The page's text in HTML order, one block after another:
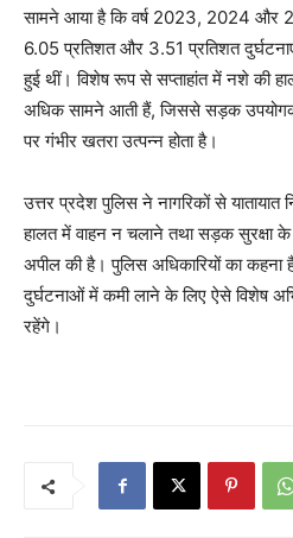
सामने आया है कि वर्ष 2023, 2024 और
6.05 प्रतिशत और 3.51 प्रतिशत
हुई थीं। विशेष रूप से सप्ताहांत में नशे की
अधिक सामने आती हैं, जिससे सड़क
पर गंभीर खतरा उत्पन्न होता है।
उत्तर प्रदेश पुलिस ने नागरिकों से
हालत में वाहन न चलाने तथा सड़क सुरक्षा के
अपील की है। पुलिस अधिकारियों का कहना
दुर्घटनाओं में कमी लाने के लिए ऐसे विशेष
रहेंगे।